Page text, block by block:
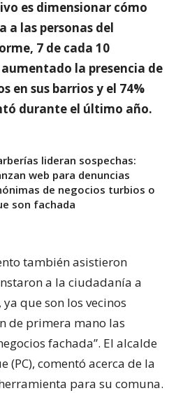
es dimensionar cómo
a las personas del
7 de cada 10
la presencia de
en sus barrios y el 74%
durante el último año.
lideran sospechas:
web para denuncias
de negocios turbios o
son fachada
también asistieron
a la ciudadanía a
que son los vecinos
de primera mano las
fachada”. El alcalde
(PC), comentó acerca de la
para su comuna.